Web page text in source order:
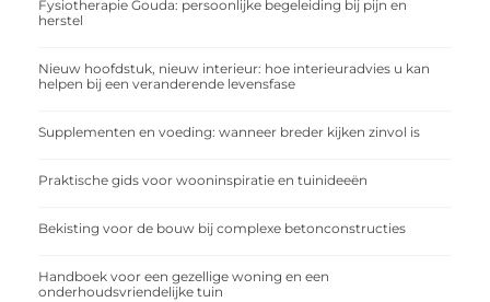
Fysiotherapie Gouda: persoonlijke begeleiding bij pijn en
herstel
Nieuw hoofdstuk, nieuw interieur: hoe interieuradvies u kan
helpen bij een veranderende levensfase
Supplementen en voeding: wanneer breder kijken zinvol is
Praktische gids voor wooninspiratie en tuinideeën
Bekisting voor de bouw bij complexe betonconstructies
Handboek voor een gezellige woning en een
onderhoudsvriendelijke tuin